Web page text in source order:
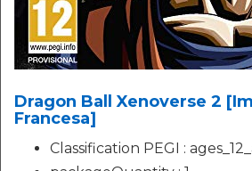
Dragon Ball Xenoverse 2
Francesa]
Classification PEGI :